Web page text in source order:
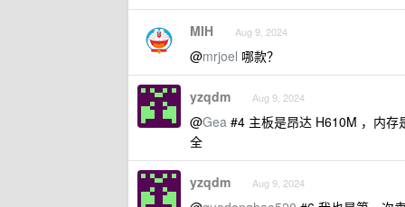
MIH Aug 9, 2024
@mrjoel 哪款？
yzqdm Aug 9, 2024
@Gea #4 主板是昂达 H610M ，内
全
yzqdm Aug 9, 2024